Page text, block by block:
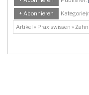
+ Abonnieren
Artikel » Praxiswissen »